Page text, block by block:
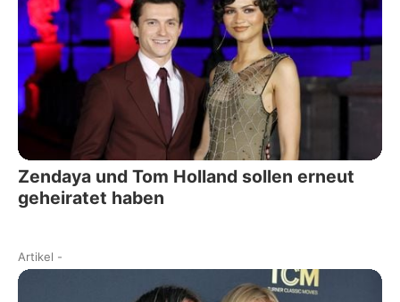
Zendaya und Tom Holland sollen erneut
geheiratet haben
Artikel -